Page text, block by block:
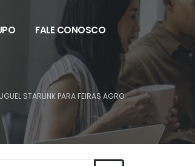
FALE CONOSCO
STARLINK PARA FEIRAS AGRO